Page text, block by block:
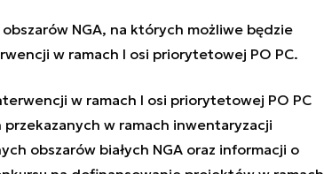
NGA, na których możliwe będzie
w ramach I osi priorytetowej PO PC.
w ramach I osi priorytetowej PO PC
w ramach inwentaryzacji
obszarów białych NGA oraz informacji o